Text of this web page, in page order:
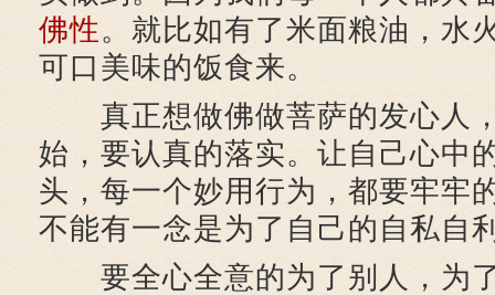
佛性。就比如有了米面粮油，水
可口美味的饭食来。
真正想做佛做菩萨的发心人
始，要认真的落实。让自己心中
头，每一个妙用行为，都要牢牢
不能有一念是为了自己的自私自
要全心全意的为了别人，为